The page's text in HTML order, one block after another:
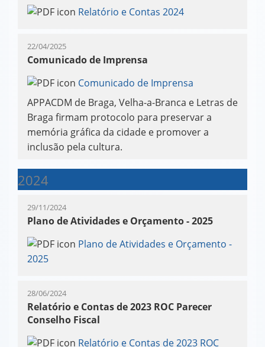
Relatório e Contas 2024
22/04/2025
Comunicado de Imprensa
Comunicado de Imprensa
APPACDM de Braga, Velha-a-Branca e Letras de
Braga firmam protocolo para preservar a
memória gráfica da cidade e promover a
inclusão pela cultura.
2024
29/11/2024
Plano de Atividades e Orçamento - 2025
Plano de Atividades e Orçamento -
2025
28/06/2024
Relatório e Contas de 2023 ROC Parecer
Conselho Fiscal
Relatório e Contas de 2023 ROC